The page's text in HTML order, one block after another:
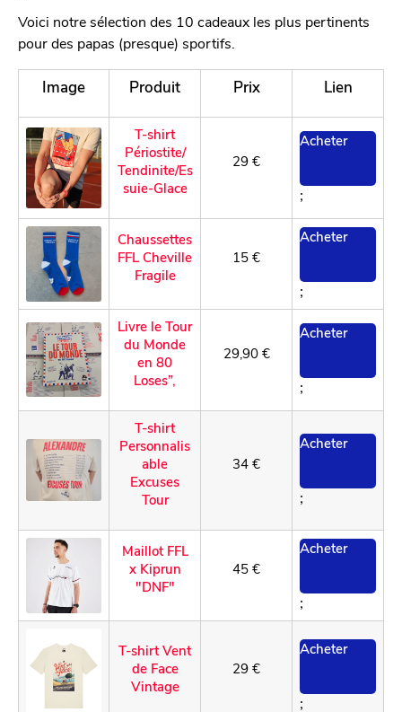
Voici notre sélection des 10 cadeaux les plus pertinents
pour des papas (presque) sportifs.
Image Produit Prix Lien
T-shirt
Périostite/
Tendinite/Es
suie-Glace
29 €
Acheter
;
Chaussettes
FFL Cheville
Fragile
15 €
Acheter
;
Livre le Tour
du Monde
en 80
Loses”,
29,90 €
Acheter
;
T-shirt
Personnalis
able
Excuses
Tour
34 €
Acheter
;
Maillot FFL
x Kiprun
"DNF"
45 €
Acheter
;
T-shirt Vent
de Face
Vintage
29 €
Acheter
;